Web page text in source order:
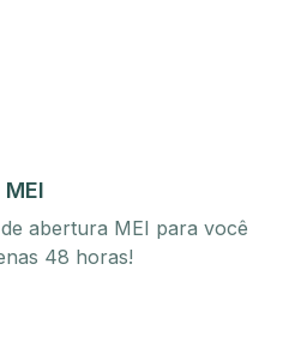
abertura MEI para você
48 horas!